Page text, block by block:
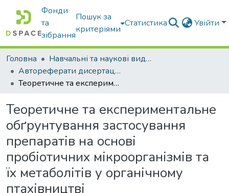
Фонди
та
зібрання
Пошук за
критеріями
Статистика Увійти
Головна
Навчальні та наукові видання
Автореферати дисертацій та дисертації
Теоретичне та експериментальне обґрунтування застосування препаратів на основі пробіотичних мікроорганізмів та їх метаболітів у органічному птахівництві
Теоретичне та експериментальне
обґрунтування застосування
препаратів на основі
пробіотичних мікроорганізмів та
їх метаболітів у органічному
птахівництві